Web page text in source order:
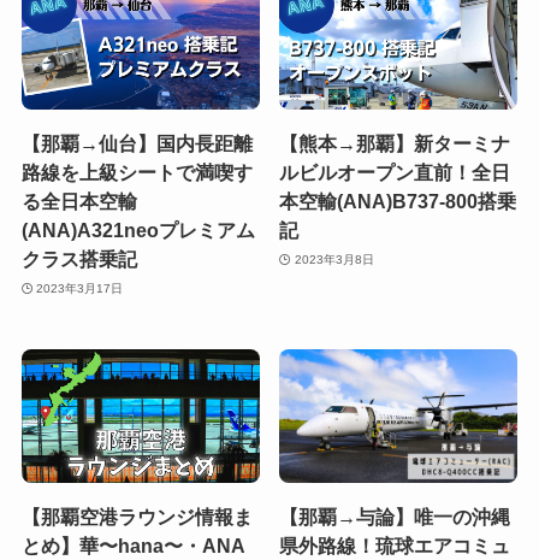
【那覇→仙台】国内長距離
路線を上級シートで満喫す
る全日本空輸
(ANA)A321neoプレミアム
クラス搭乗記
2023年3月17日
【熊本→那覇】新ターミナ
ルビルオープン直前！全日
本空輸(ANA)B737-800搭乗
記
2023年3月8日
【那覇空港ラウンジ情報ま
とめ】華〜hana〜・ANA
【那覇→与論】唯一の沖縄
県外路線！琉球エアコミュ